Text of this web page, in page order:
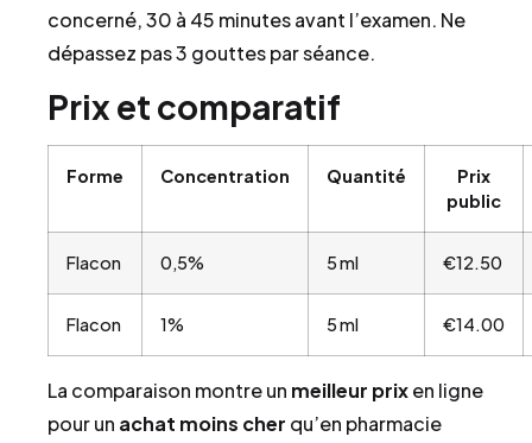
concerné, 30 à 45 minutes avant l’examen. Ne
dépassez pas 3 gouttes par séance.
Prix et comparatif
Forme Concentration Quantité
Prix
public
Flacon 0,5% 5 ml €12.50
Flacon 1% 5 ml €14.00
La comparaison montre un meilleur prixen ligne
pour un achat moins cher qu’en pharmacie